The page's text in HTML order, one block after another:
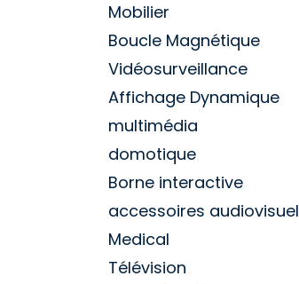
Mobilier
Boucle Magnétique
Vidéosurveillance
Affichage Dynamique
multimédia
domotique
Borne interactive
accessoires audiovisuel
Medical
Télévision